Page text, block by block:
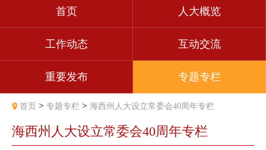
首页 人大概览
工作动态 互动交流
重要发布 专题专栏
首页 > 专题专栏 > 海西州人大设立常委会40周年专栏
海西州人大设立常委会40周年专栏